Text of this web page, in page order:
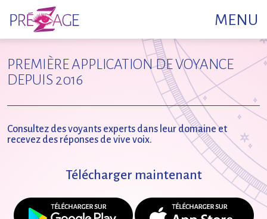
MENU
PREMIÈRE APPLICATION DE VOYANCE
DEPUIS 2016
Consultez des voyants experts dans leur domaineet
recevez des réponses de vive voix.
Télécharger maintenant